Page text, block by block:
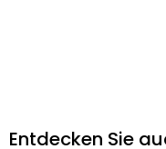
Entdecken Sie